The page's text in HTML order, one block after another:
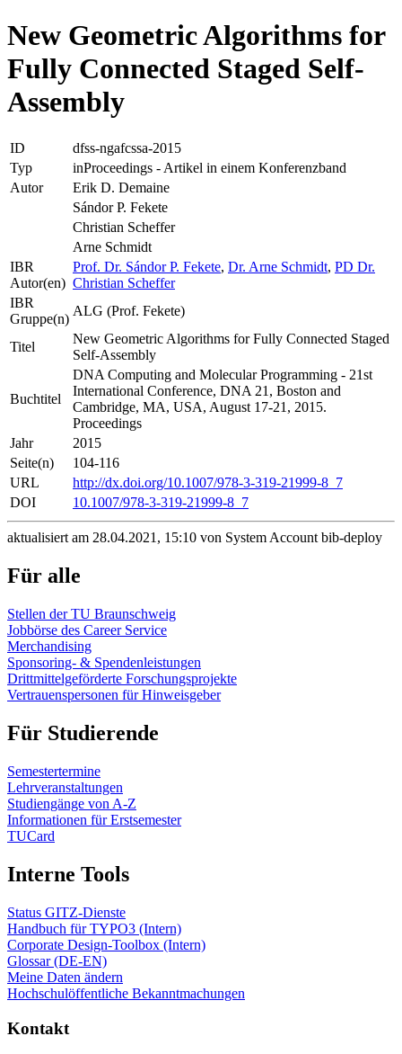
New Geometric Algorithms for
Fully Connected Staged Self-
Assembly
ID
dfss-ngafcssa-2015
Typ
inProceedings - Artikel in einem Konferenzband
Autor
Erik D. Demaine
Sándor P. Fekete
Christian Scheffer
Arne Schmidt
IBR
Autor(en)
Prof. Dr. Sándor P. Fekete, Dr. Arne Schmidt, PD Dr.
Christian Scheffer
IBR
Gruppe(n)
ALG (Prof. Fekete)
Titel
New Geometric Algorithms for Fully Connected Staged
Self-Assembly
Buchtitel
DNA Computing and Molecular Programming - 21st
International Conference, DNA 21, Boston and
Cambridge, MA, USA, August 17-21, 2015.
Proceedings
Jahr
2015
Seite(n)
104-116
URL
http://dx.doi.org/10.1007/978-3-319-21999-8_7
DOI
10.1007/978-3-319-21999-8_7
aktualisiert am 28.04.2021, 15:10 von System Account bib-deploy
Für alle
Stellen der TU Braunschweig
Jobbörse des Career Service
Merchandising
Sponsoring- & Spendenleistungen
Drittmittelgeförderte Forschungsprojekte
Vertrauenspersonen für Hinweisgeber
Für Studierende
Semestertermine
Lehrveranstaltungen
Studiengänge von A-Z
Informationen für Erstsemester
TUCard
Interne Tools
Status GITZ-Dienste
Handbuch für TYPO3 (Intern)
Corporate Design-Toolbox (Intern)
Glossar (DE-EN)
Meine Daten ändern
Hochschulöffentliche Bekanntmachungen
Kontakt